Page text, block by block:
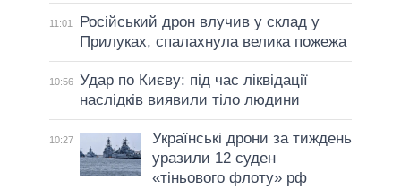
11:01
Російський дрон влучив у склад у
Прилуках, спалахнула велика пожежа
10:56 Удар по Києву: під час ліквідації
наслідків виявили тіло людини
10:27
Українські дрони за тиждень
уразили 12 суден
«тіньового флоту» рф